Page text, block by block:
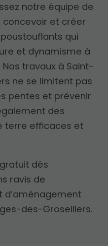
notre équipe de
et créer
qui
et dynamisme à
travaux à Saint-
ne se limitent pas
pentes et prévenir
des
terre efficaces et
dès
ravis de
d’aménagement
des-Groseillers.